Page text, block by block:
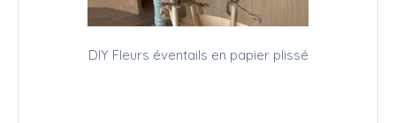
DIY Fleurs éventails en papier plissé